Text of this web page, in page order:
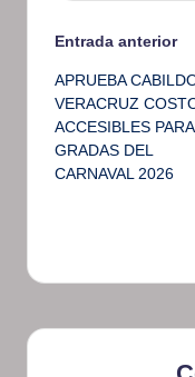
de
entradas
Entrada anterior
APRUEBA
VERACRUZ
ACCESIBLES PARA
GRADAS DEL
CARNAVAL 2026